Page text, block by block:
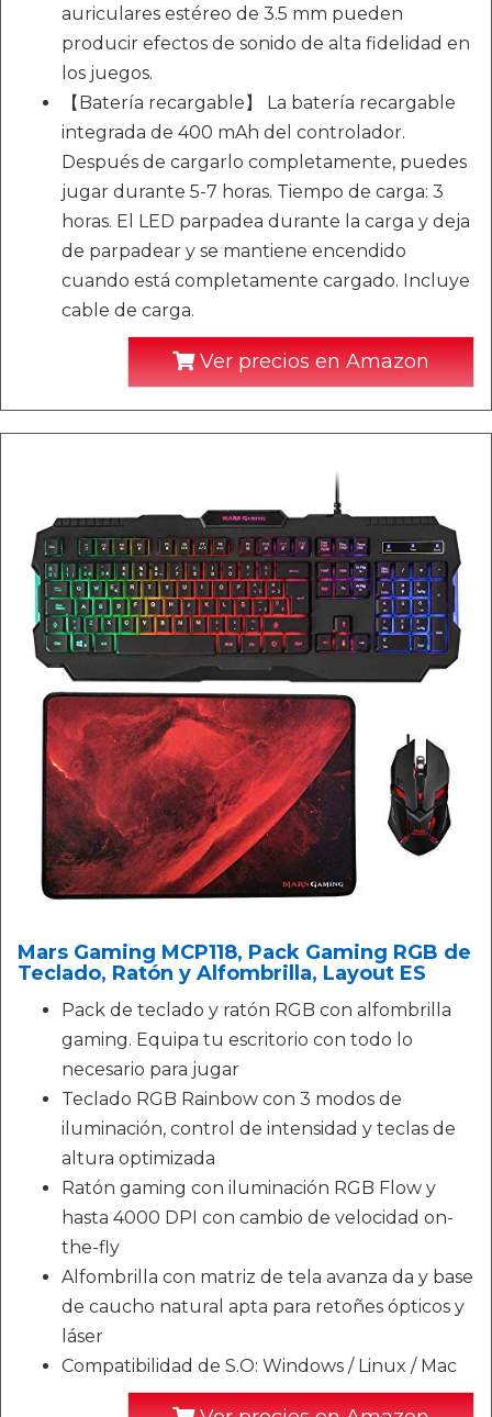
auriculares estéreo de 3.5 mm pueden
producir efectos de sonido de alta fidelidad en
los juegos.
【Batería recargable】 La batería recargable
integrada de 400 mAh del controlador.
Después de cargarlo completamente, puedes
jugar durante 5-7 horas. Tiempo de carga: 3
horas. El LED parpadea durante la carga y deja
de parpadear y se mantiene encendido
cuando está completamente cargado. Incluye
cable de carga.
Ver precios en Amazon
Mars Gaming MCP118, Pack Gaming RGB de
Teclado, Ratón y Alfombrilla, Layout ES
Pack de teclado y ratón RGB con alfombrilla
gaming. Equipa tu escritorio con todo lo
necesario para jugar
Teclado RGB Rainbow con 3 modos de
iluminación, control de intensidad y teclas de
altura optimizada
Ratón gaming con iluminación RGB Flow y
hasta 4000 DPI con cambio de velocidad on-
the-fly
Alfombrilla con matriz de tela avanza da y base
de caucho natural apta para retoñes ópticos y
láser
Compatibilidad de S.O: Windows / Linux / Mac